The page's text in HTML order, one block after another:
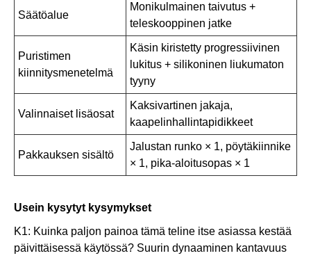
Säätöalue
Monikulmainen taivutus +
teleskooppinen jatke
Puristimen
kiinnitysmenetelmä
Käsin kiristetty progressiivinen
lukitus + silikoninen liukumaton
tyyny
Valinnaiset lisäosat
Kaksivartinen jakaja,
kaapelinhallintapidikkeet
Pakkauksen sisältö
Jalustan runko × 1, pöytäkiinnike
× 1, pika-aloitusopas × 1
Usein kysytyt kysymykset
K1: Kuinka paljon painoa tämä teline itse asiassa kestää
päivittäisessä käytössä? Suurin dynaaminen kantavuus